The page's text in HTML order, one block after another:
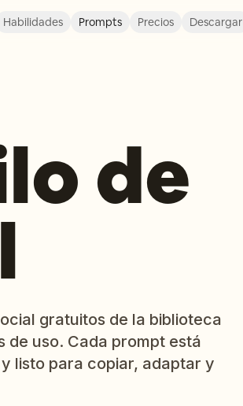
Habilidades Prompts Precios Descargar
de
gratuitos de la biblioteca
de uso. Cada prompt está
listo para copiar, adaptar y